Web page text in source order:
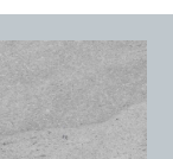
THƯ